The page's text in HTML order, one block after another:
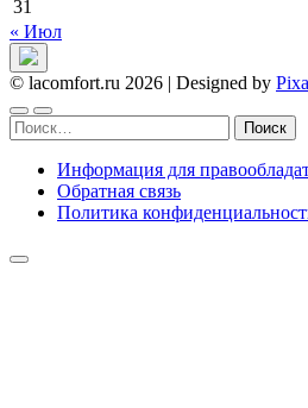
31
« Июл
© lacomfort.ru 2026 | Designed by
Найти:
Информация для
Обратная связь
Политика